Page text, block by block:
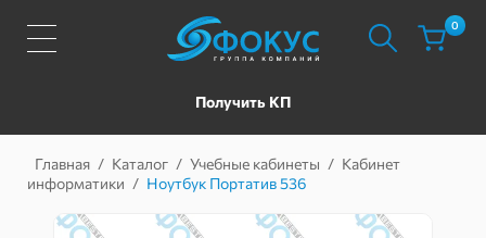
Получить КП
0
Главная / Каталог / Учебные кабинеты / Кабинет
информатики / Ноутбук Портатив 536